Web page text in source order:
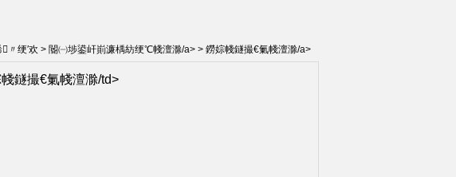
〃绠′欢 > 閽㈠埗鍙屽崱濂楀紡绠℃帴澶滁/a> > 鐒婃帴鐩撮€氭帴澶滁/a>
鐩撮€氭帴澶滁/td>